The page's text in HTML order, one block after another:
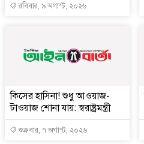
রবিবার, ৯ অগাস্ট, ২০২৬
কিসের হাসিনা! শুধু আওয়াজ-
টাওয়াজ শোনা যায়: স্বরাষ্ট্রমন্ত্রী
শুক্রবার, ৭ অগাস্ট, ২০২৬